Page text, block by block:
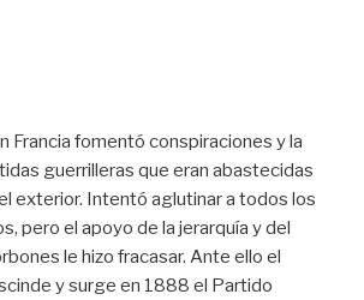
Francia fomentó conspiraciones y la
guerrilleras que eran abastecidas
exterior. Intentó aglutinar a todos los
pero el apoyo de la jerarquía y del
le hizo fracasar. Ante ello el
y surge en 1888 el Partido